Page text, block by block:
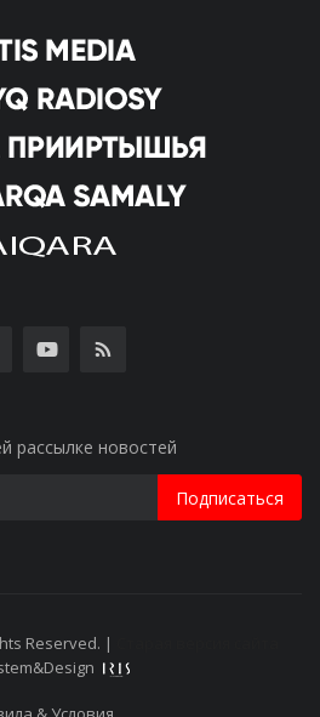
рассылке новостей
Подписаться
Reserved. |